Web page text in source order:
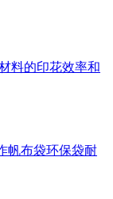
料的印花效率和
帆布袋环保袋耐